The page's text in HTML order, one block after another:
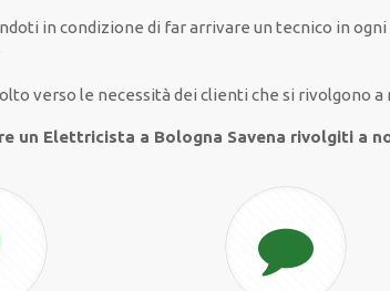
in condizione di fararrivare untecnico inogni
verso le necessitàdei clienti che si rivolgono a
un Elettricista a Bologna Savena rivolgiti a